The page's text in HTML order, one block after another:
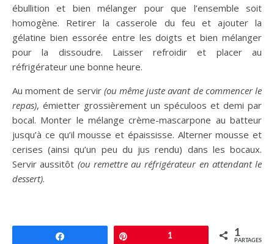
ébullition et bien mélanger pour que l’ensemble soit
homogène. Retirer la casserole du feu et ajouter la
gélatine bien essorée entre les doigts et bien mélanger
pour la dissoudre. Laisser refroidir et placer au
réfrigérateur une bonne heure.
Au moment de servir (ou même juste avant de commencer le
repas), émietter grossièrement un spéculoos et demi par
bocal. Monter le mélange crème-mascarpone au batteur
jusqu’à ce qu’il mousse et épaississe. Alterner mousse et
cerises (ainsi qu’un peu du jus rendu) dans les bocaux.
Servir aussitôt (ou remettre au réfrigérateur en attendant le
dessert).
1 1
PARTAGES